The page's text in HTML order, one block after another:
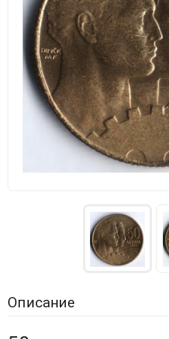
Описание